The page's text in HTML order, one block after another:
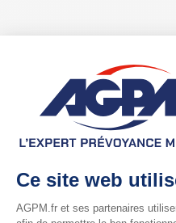
D’un
percevoir une partie